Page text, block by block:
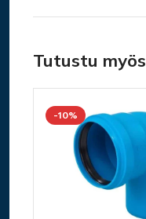
Tutustu myös
-10%